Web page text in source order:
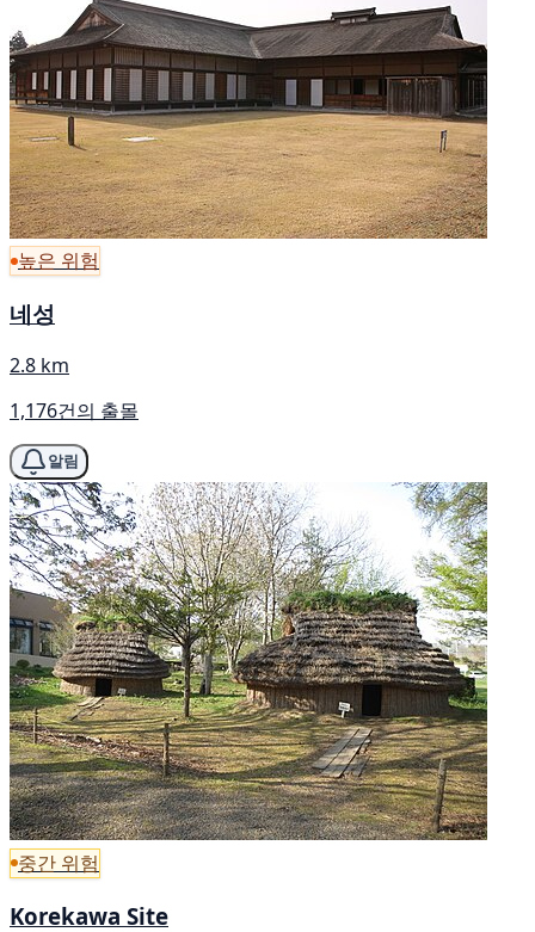
높은 위험
네성
2.8 km
1,176건의 출몰
알림
중간 위험
Korekawa Site